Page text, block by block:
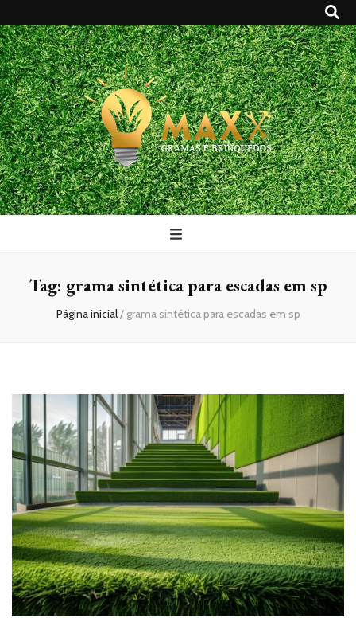
Maxx Gramas
Blog
Tag: grama sintética para escadas em sp
Página inicial/ grama sintética para escadas em sp